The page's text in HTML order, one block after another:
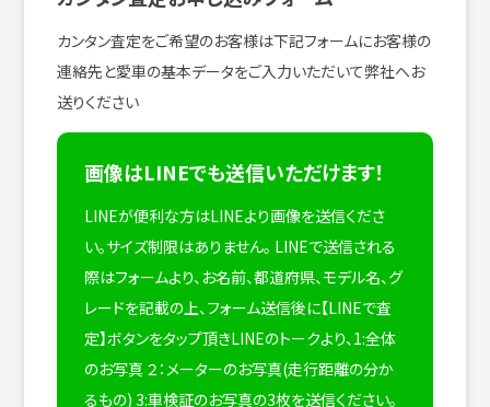
カンタン査定をご希望のお客様は下記フォームにお客様の
連絡先と愛車の基本データをご入力いただいて弊社へお
送りください
画像はLINEでも送信いただけます！
LINEが便利な方はLINEより画像を送信くださ
い。サイズ制限はありません。 LINEで送信される
際はフォームより、お名前、都道府県、モデル名、グ
レードを記載の上、フォーム送信後に【LINEで査
定】ボタンをタップ頂きLINEのトークより、1:全体
のお写真 ２：メーターのお写真(走行距離の分か
るもの) 3:車検証のお写真の3枚を送信ください。